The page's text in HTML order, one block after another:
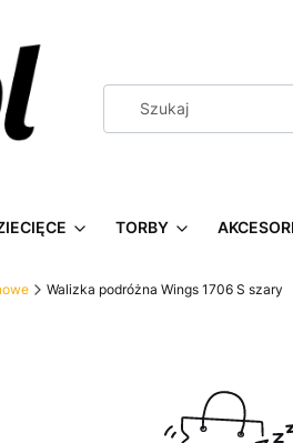
TORBY
Walizka podróżna Wings 1706 S szary